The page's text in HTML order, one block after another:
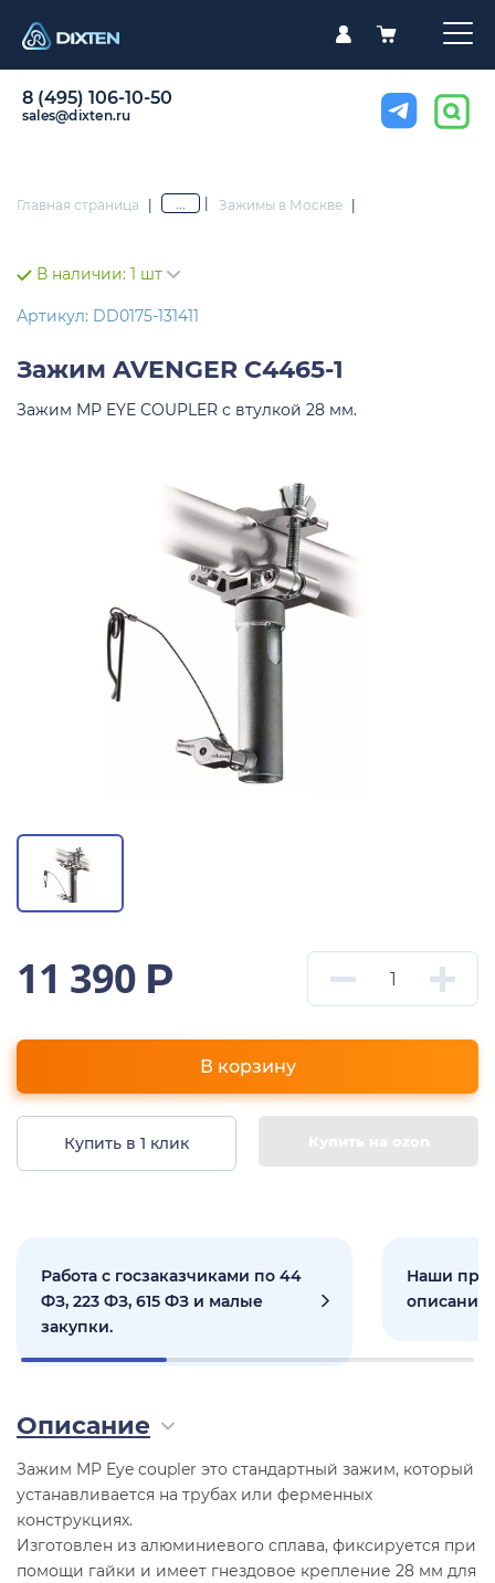
8 (495) 106-10-50
sales@dixten.ru
Главная страница | ... Зажимы в Москве |
В наличии: 1 шт
Артикул: DD0175-131411
Зажим AVENGER C4465-1
Зажим MP EYE COUPLER с втулкой 28 мм.
11 390 Р
В корзину
Купить в 1 клик Купить на ozon
Работа с госзаказчиками по 44
ФЗ, 223 ФЗ, 615 ФЗ и малые
закупки.
Наши
Описание
Зажим MP Eye coupler это стандартный зажим, который
устанавливается на трубах или ферменных
конструкциях.
Изготовлен из алюминиевого сплава, фиксируется при
помощи гайки и имеет гнездовое крепление 28 мм для